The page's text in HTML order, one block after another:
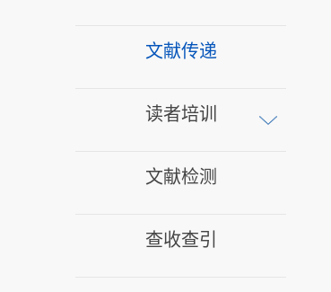
文献传递
读者培训
文献检测
查收查引